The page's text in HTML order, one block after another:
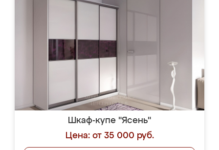
Шкаф-купе "Ясень"
Цена: от 35 000 руб.